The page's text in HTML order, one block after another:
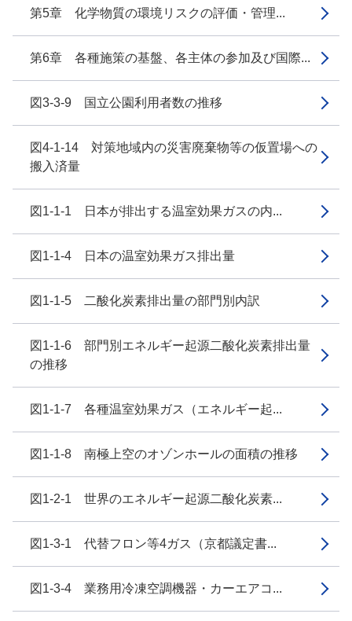
第5章 化学物質の環境リスクの評価・管理...
第6章 各種施策の基盤、各主体の参加及び国際...
図3-3-9 国立公園利用者数の推移
図4-1-14 対策地域内の災害廃棄物等の仮置場への
搬入済量
図1-1-1 日本が排出する温室効果ガスの内...
図1-1-4 日本の温室効果ガス排出量
図1-1-5 二酸化炭素排出量の部門別内訳
図1-1-6 部門別エネルギー起源二酸化炭素排出量
の推移
図1-1-7 各種温室効果ガス（エネルギー起...
図1-1-8 南極上空のオゾンホールの面積の推移
図1-2-1 世界のエネルギー起源二酸化炭素...
図1-3-1 代替フロン等4ガス（京都議定書...
図1-3-4 業務用冷凍空調機器・カーエアコ...